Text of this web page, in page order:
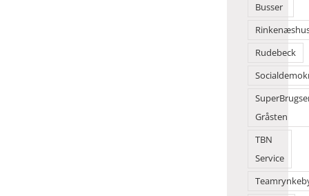
Busser
Rudebeck
Gråsten
TBN
Service